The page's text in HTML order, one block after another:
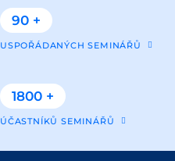
90 +
USPOŘÁDANÝCH SEMINÁŘŮ
1800 +
ÚČASTNÍKŮ SEMINÁŘŮ